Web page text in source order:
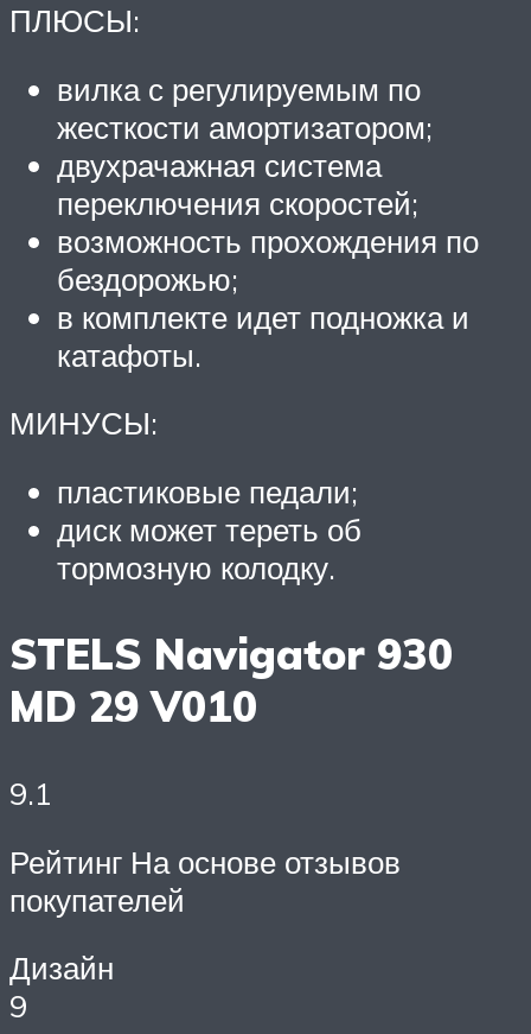
ПЛЮСЫ:
вилка с регулируемым по
жесткости амортизатором;
двухрачажная система
переключения скоростей;
возможность прохождения по
бездорожью;
в комплекте идет подножка и
катафоты.
МИНУСЫ:
пластиковые педали;
диск может тереть об
тормозную колодку.
STELS Navigator 930
MD 29 V010
9.1
Рейтинг На основе отзывов
покупателей
Дизайн
9